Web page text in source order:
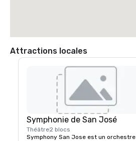
Attractions locales
Symphonie de San José
Théâtre2 blocs
Symphony San Jose est un orchestre